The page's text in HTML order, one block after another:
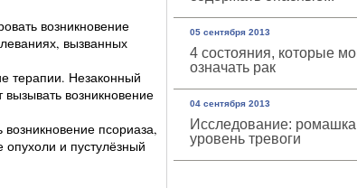
05 сентября 2013
4 состояния, которые
означать рак
04 сентября 2013
Исследование:
уровень тревоги
возникновение
вызванных
терапии. Незаконный
возникновение
псориаза,
опухоли и пустулёзный